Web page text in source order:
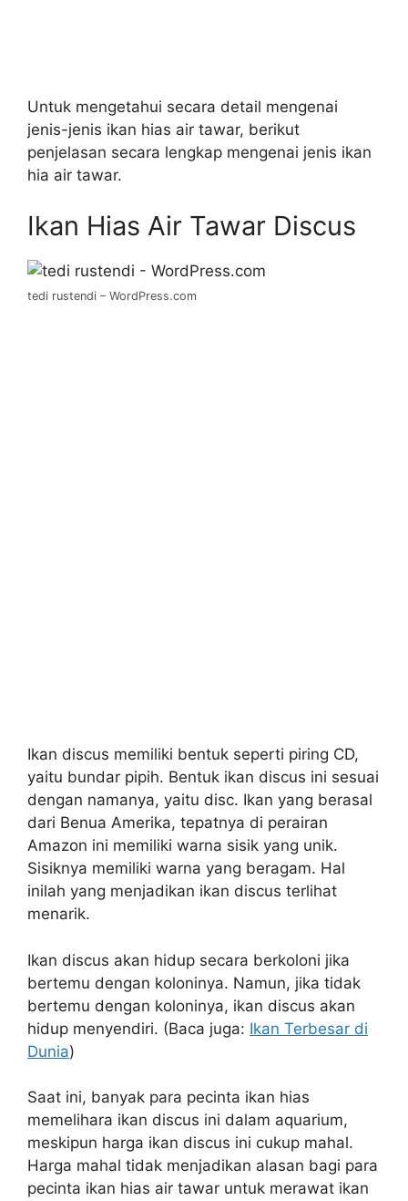
Untuk mengetahui secara detail mengenai
jenis-jenis ikan hias air tawar, berikut
penjelasan secara lengkap mengenai jenis ikan
hia air tawar.
Ikan Hias Air Tawar Discus
tedi rustendi – WordPress.com
Ikan discus memiliki bentuk seperti piring CD,
yaitu bundar pipih. Bentuk ikan discus ini sesuai
dengan namanya, yaitu disc. Ikan yang berasal
dari Benua Amerika, tepatnya di perairan
Amazon ini memiliki warna sisik yang unik.
Sisiknya memiliki warna yang beragam. Hal
inilah yang menjadikan ikan discus terlihat
menarik.
Ikan discus akan hidup secara berkoloni jika
bertemu dengan koloninya. Namun, jika tidak
bertemu dengan koloninya, ikan discus akan
hidup menyendiri. (Baca juga: Ikan Terbesar di
Dunia)
Saat ini, banyak para pecinta ikan hias
memelihara ikan discus ini dalam aquarium,
meskipun harga ikan discus ini cukup mahal.
Harga mahal tidak menjadikan alasan bagi para
pecinta ikan hias air tawar untuk merawat ikan